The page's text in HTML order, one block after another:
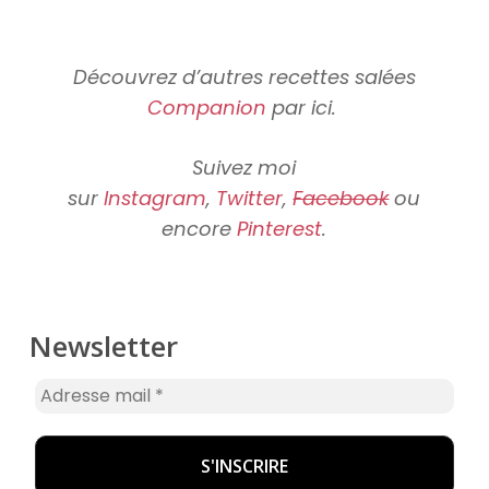
Découvrez d’autres recettes salées
Companion par ici.
Suivez moi
surInstagram, Twitter,Facebookou
encorePinterest.
Newsletter